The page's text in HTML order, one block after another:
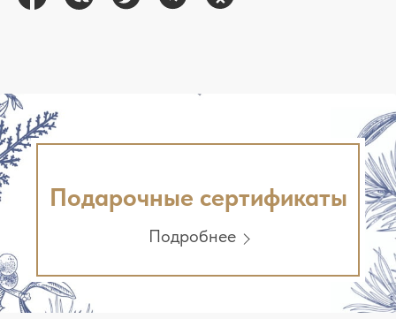
Подарочные сертификаты
Подробнее